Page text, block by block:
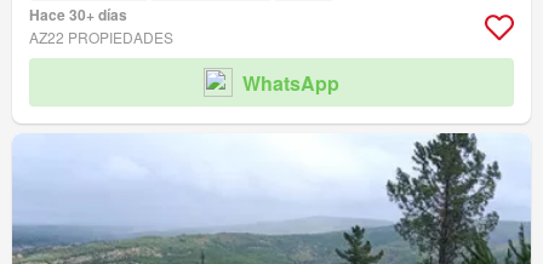
Hace 30+ días
AZ22 PROPIEDADES
WhatsApp